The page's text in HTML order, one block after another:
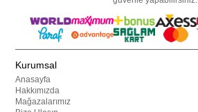
Kurumsal
Anasayfa
Hakkımızda
Mağazalarımız